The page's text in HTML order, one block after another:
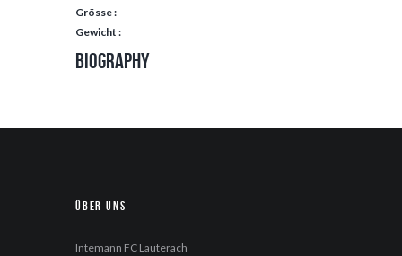
Grösse :
Gewicht :
Biography
Über uns
Intemann FC Lauterach